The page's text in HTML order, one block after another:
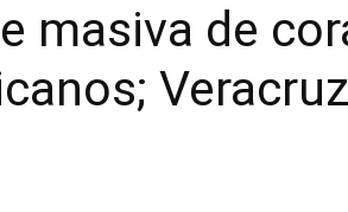
masiva de
Veracruz